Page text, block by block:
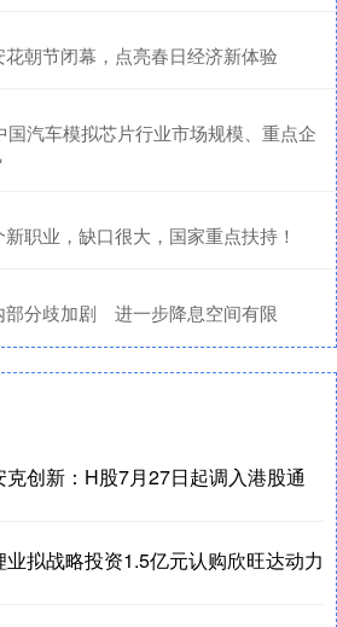
朝节闭幕，点亮春日经济新体验
国汽车模拟芯片行业市场规模、重点企
职业，缺口很大，国家重点扶持！
部分歧加剧 进一步降息空间有限
创新：H股7月27日起调入港股通
拟战略投资1.5亿元认购欣旺达动力